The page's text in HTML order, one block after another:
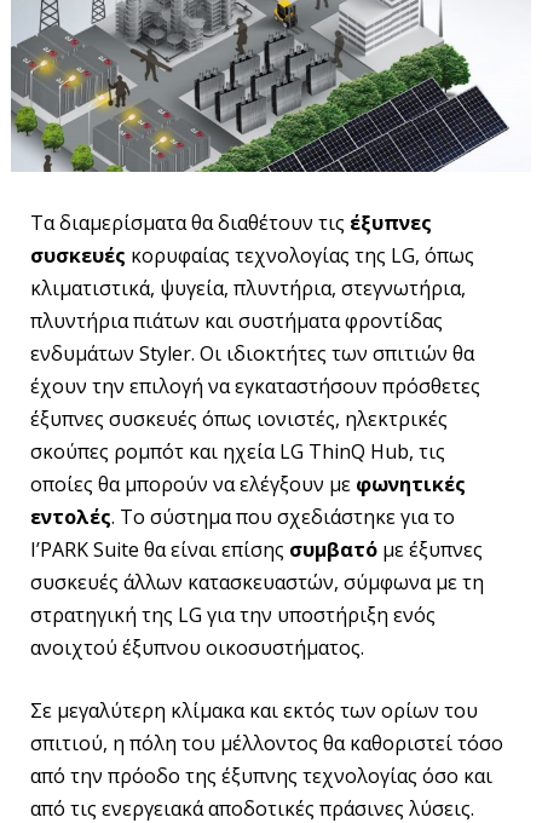
Τα διαμερίσματα θα διαθέτουν τις έξυπνες
συσκευές κορυφαίας τεχνολογίας της LG, όπως
κλιματιστικά, ψυγεία, πλυντήρια, στεγνωτήρια,
πλυντήρια πιάτων και συστήματα φροντίδας
ενδυμάτων Styler. Οι ιδιοκτήτες των σπιτιών θα
έχουν την επιλογή να εγκαταστήσουν πρόσθετες
έξυπνες συσκευές όπως ιονιστές, ηλεκτρικές
σκούπες ρομπότ και ηχεία LG ThinQ Hub, τις
οποίες θα μπορούν να ελέγξουν με φωνητικές
εντολές. Το σύστημα που σχεδιάστηκε για το
I’PARK Suite θα είναι επίσης συμβατό με έξυπνες
συσκευές άλλων κατασκευαστών, σύμφωνα με τη
στρατηγική της LG για την υποστήριξη ενός
ανοιχτού έξυπνου οικοσυστήματος.
Σε μεγαλύτερη κλίμακα και εκτός των ορίων του
σπιτιού, η πόλη του μέλλοντος θα καθοριστεί τόσο
από την πρόοδο της έξυπνης τεχνολογίας όσο και
από τις ενεργειακά αποδοτικές πράσινες λύσεις.